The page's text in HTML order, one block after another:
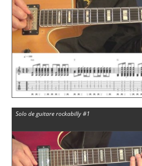
Solo de guitare rockabilly #1